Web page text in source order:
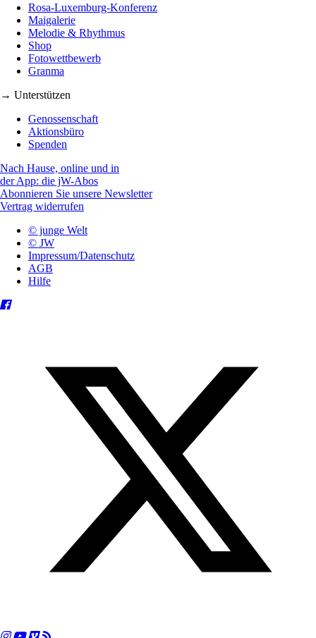
Rosa-Luxemburg-Konferenz
Maigalerie
Melodie & Rhythmus
Shop
Fotowettbewerb
Granma
→ Unterstützen
Genossenschaft
Aktionsbüro
Spenden
Nach Hause, online und in
der App: die jW-Abos
Abonnieren Sie unsere Newsletter
Vertrag widerrufen
© junge Welt
© JW
Impressum/Datenschutz
AGB
Hilfe